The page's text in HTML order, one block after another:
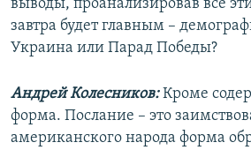
Auto 270p 360p
1080p
выводы, проанализировав все
завтра будет главным –
Украина или Парад Победы?
Андрей Колесников:Кроме
форма. Послание – это
американского народа форма